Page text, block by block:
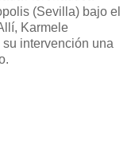
(Sevilla) bajo el
Karmele
intervención una